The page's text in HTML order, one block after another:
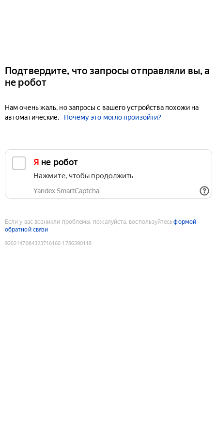
Подтвердите, что запросы отправляли вы, а
не робот
Нам очень жаль, но запросы с вашего устройства похожи на
автоматические.
Почему это могло произойти?
Я не робот
Нажмите, чтобы продолжить
Yandex SmartCaptcha
Если у вас возникли проблемы, пожалуйста, воспользуйтесьформой
обратной связи
9202147084323716160:1786390118